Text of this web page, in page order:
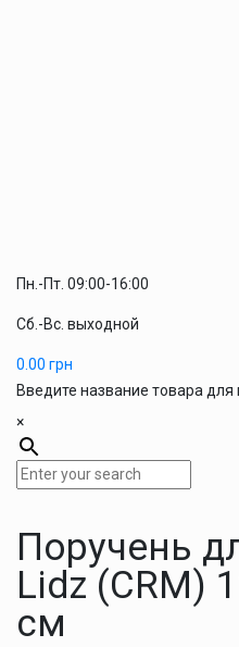
Пн.-Пт. 09:00-16:00
Сб.-Вс. выходной
0.00 грн
Введите название товара для
×
Поручень
Lidz (CRM)
см